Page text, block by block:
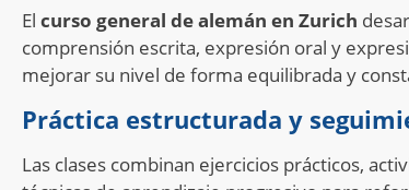
El curso general de alemán en Zurich
comprensión escrita, expresión oral y
mejorar su nivel de forma equilibrada y
Práctica estructurada y
Las clases combinan ejercicios prácticos,